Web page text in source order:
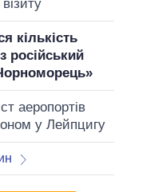
кількість
російський
аеропортів
у Лейпцигу